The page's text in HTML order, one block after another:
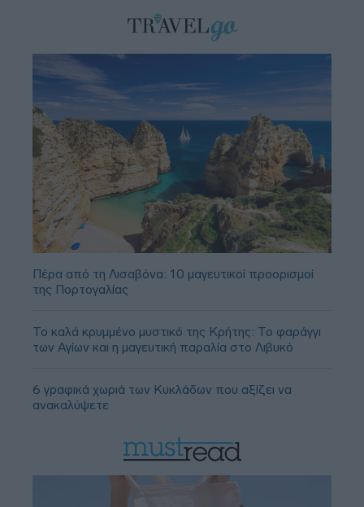
Πέρα από τη Λισαβόνα: 10 μαγευτικοί προορισμοί
της Πορτογαλίας
Το καλά κρυμμένο μυστικό της Κρήτης: Το φαράγγι
των Αγίων και η μαγευτική παραλία στο Λιβυκό
6 γραφικά χωριά των Κυκλάδων που αξίζει να
ανακαλύψετε